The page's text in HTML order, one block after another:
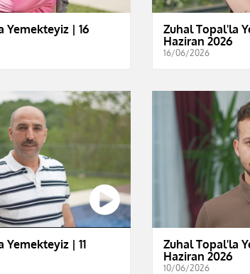
Yemekteyiz | 16
Zuhal Topal'la
Haziran 2026
16/06/2026
Yemekteyiz | 11
Zuhal Topal'la
Haziran 2026
10/06/2026